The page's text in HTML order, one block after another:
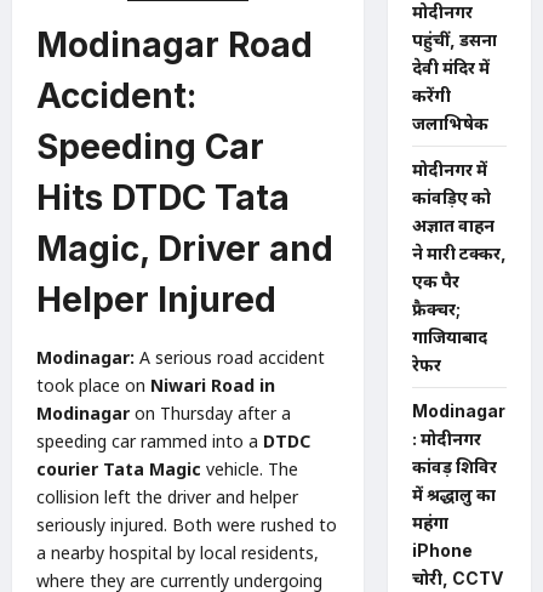
Modinagar Road
Accident:
Speeding Car
Hits DTDC Tata
Magic, Driver and
Helper Injured
Modinagar: A serious road accident
took place on Niwari Road in
Modinagar on Thursday after a
speeding car rammed into a DTDC
courier Tata Magic vehicle. The
collision left the driver and helper
seriously injured. Both were rushed to
a nearby hospital by local residents,
where they are currently undergoing
मोदीनगर
पहुंचीं, डसना
देवी मंदिर में
करेंगी
जलाभिषेक
मोदीनगर में
कांवड़िए को
अज्ञात वाहन
ने मारी टक्कर,
एक पैर
फ्रैक्चर;
गाजियाबाद
रेफर
Modinagar
: मोदीनगर
कांवड़ शिविर
में श्रद्धालु का
महंगा
iPhone
चोरी, CCTV